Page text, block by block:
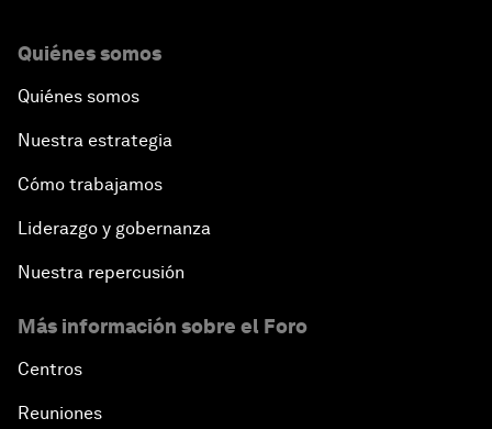
Quiénes somos
Quiénes somos
Nuestra estrategia
Cómo trabajamos
Liderazgo y gobernanza
Nuestra repercusión
Más información sobre el Foro
Centros
Reuniones